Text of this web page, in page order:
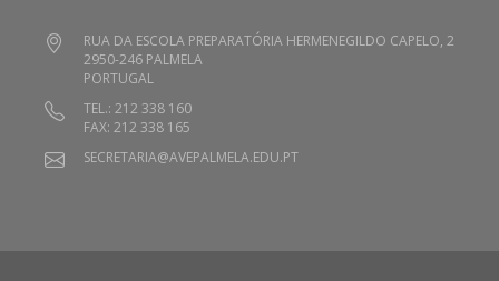
RUA DA ESCOLA PREPARATÓRIA HERMENEGILDO CAPELO, 2
2950-246 PALMELA
PORTUGAL
TEL.: 212 338 160
FAX: 212 338 165
SECRETARIA@AVEPALMELA.EDU.PT